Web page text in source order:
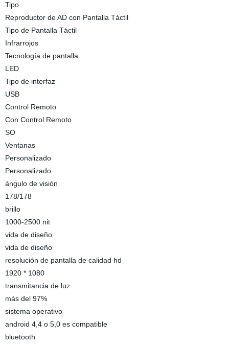
Tipo
Reproductor de AD con Pantalla Táctil
Tipo de Pantalla Táctil
Infrarrojos
Tecnología de pantalla
LED
Tipo de interfaz
USB
Control Remoto
Con Control Remoto
SO
Ventanas
Personalizado
Personalizado
ángulo de visión
178/178
brillo
1000-2500 nit
vida de diseño
vida de diseño
resolución de pantalla de calidad hd
1920 * 1080
transmitancia de luz
más del 97%
sistema operativo
android 4,4 o 5,0 es compatible
bluetooth